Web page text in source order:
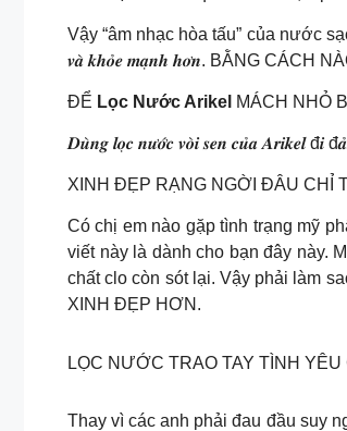
Vậy “âm nhạc hòa tấu” của nước
𝒗𝒂̀ 𝒌𝒉𝒐̉𝒆 𝒎𝒂̣𝒏𝒉 𝒉𝒐̛𝒏. BẰNG CÁCH
ĐỂ Lọc Nước Arikel MÁCH NHỎ
𝑫𝒖̀𝒏𝒈 𝒍𝒐̣𝒄 𝒏𝒖̛𝒐̛́𝒄 𝒗𝒐̀𝒊 𝒔𝒆𝒏 𝒄𝒖̉𝒂 𝑨𝒓𝒊𝒌𝒆𝒍 đ𝒊
XINH ĐẸP RẠNG NGỜI ĐÂU CHỈ
Có chị em nào gặp tình trạng mỹ
viết này là dành cho bạn đây này.
chất clo còn sót lại. Vậy phải làm
XINH ĐẸP HƠN.
LỌC NƯỚC TRAO TAY TÌNH
Thay vì các anh phải đau đầu suy